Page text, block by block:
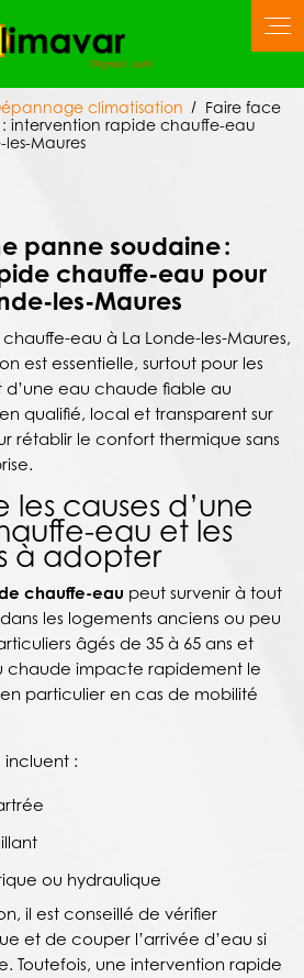
climatisation
Faire face
intervention rapide chauffe-eau
les-Maures
panne soudaine :
chauffe-eau pour
les-Maures
eau à La Londe-les-Maures,
est essentielle, surtout pour les
d’une eau chaude fiable au
qualifié, local et transparent sur
rétablir le confort thermique sans
causes d’une
eau et les
à adopter
chauffe-eau peut survenir à tout
les logements anciens ou peu
âgés de 35 à 65 ans et
chaude impacte rapidement le
particulier en cas de mobilité
incluent :
ou hydraulique
il est conseillé de vérifier
et de couper l’arrivée d’eau si
Toutefois, une intervention rapide